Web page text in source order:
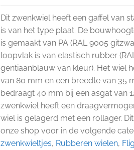
Dit zwenkwiel heeft een gaffel van
is van het type plaat. De
is gemaakt van PA (RAL 9005
loopvlak is van elastisch rubber
gentiaanblauw van kleur). Het wiel
van 80 mm en een breedte van 35
bedraagt 40 mm bij een asgat van
zwenkwiel heeft een
wiel is gelagerd met een rollager.
onze shop voor in de volgende
zwenkwieltjes, Rubberen wielen,